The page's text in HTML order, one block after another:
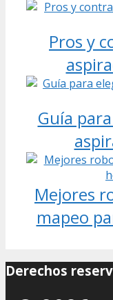
Pros y
Guía
Mejores
mapeo
Derechos